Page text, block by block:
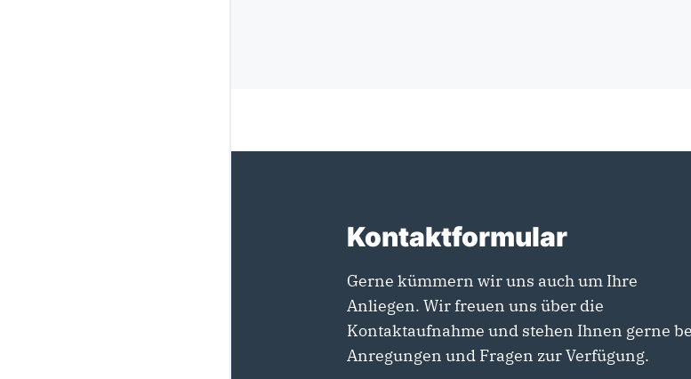
Kontaktformular
Gerne kümmern wir uns auch um Ihre
Anliegen. Wir freuen uns über die
Kontaktaufnahme und stehen Ihnen gerne
Anregungen und Fragen zur Verfügung.